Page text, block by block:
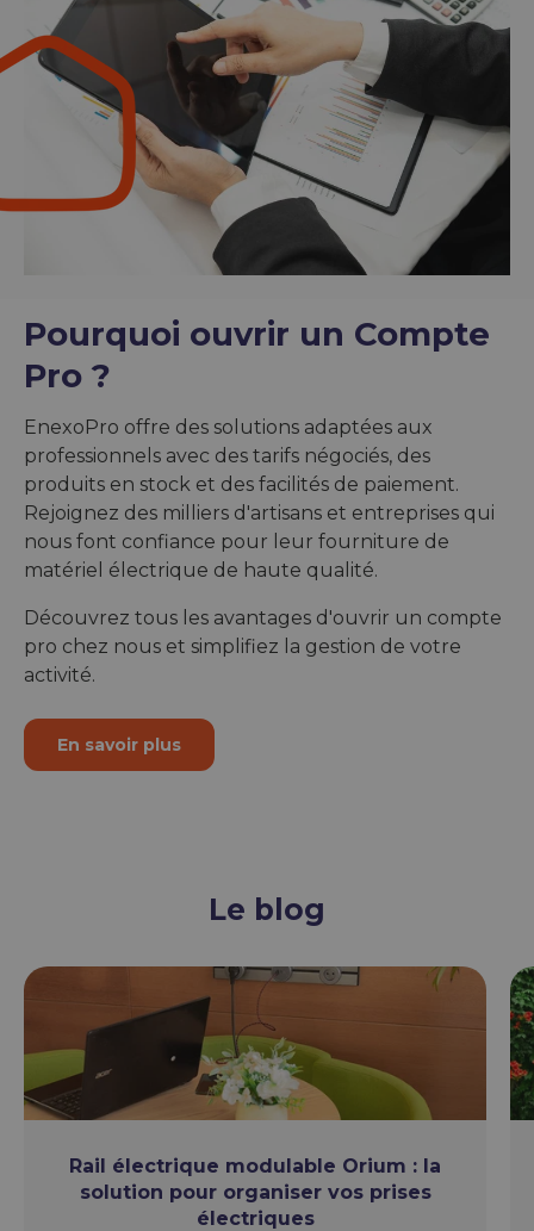
Pourquoi ouvrir un Compte
Pro ?
EnexoPro offre des solutions adaptées aux
professionnels avec des tarifs négociés, des
produits en stock et des facilités de paiement.
Rejoignez des milliers d'artisans et entreprises qui
nous font confiance pour leur fourniture de
matériel électrique de haute qualité.
Découvrez tous les avantages d'ouvrir un compte
pro chez nous et simplifiez la gestion de votre
activité.
En savoir plus
Le blog
Rail électrique modulable Orium : la
solution pour organiser vos prises
électriques